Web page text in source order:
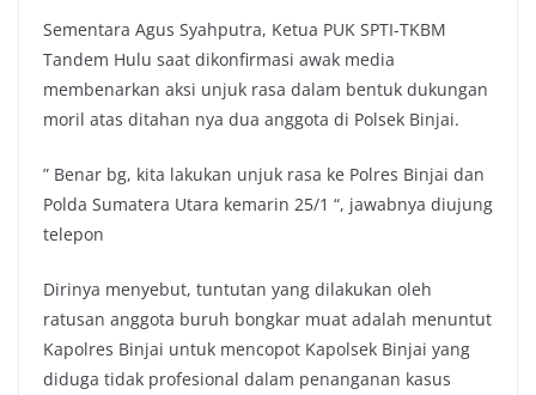
Sementara Agus Syahputra, Ketua PUK SPTI-TKBM
Tandem Hulu saat dikonfirmasi awak media
membenarkan aksi unjuk rasa dalam bentuk dukungan
moril atas ditahan nya dua anggota di Polsek Binjai.
” Benar bg, kita lakukan unjuk rasa ke Polres Binjai dan
Polda Sumatera Utara kemarin 25/1 “, jawabnya diujung
telepon
Dirinya menyebut, tuntutan yang dilakukan oleh
ratusan anggota buruh bongkar muat adalah menuntut
Kapolres Binjai untuk mencopot Kapolsek Binjai yang
diduga tidak profesional dalam penanganan kasus